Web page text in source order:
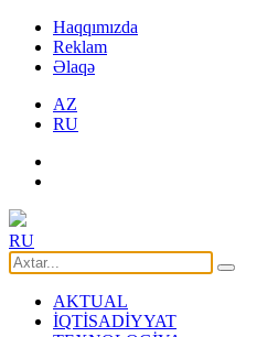
Haqqımızda
Reklam
Əlaqə
AZ
RU
RU
AKTUAL
İQTİSADİYYAT